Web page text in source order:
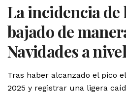
La incidencia de
bajado de
Navidades a
Tras haber alcanzado el pico
2025 y registrar una ligera